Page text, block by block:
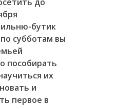
бутик
субботам вы
пособирать
их
и
первое в